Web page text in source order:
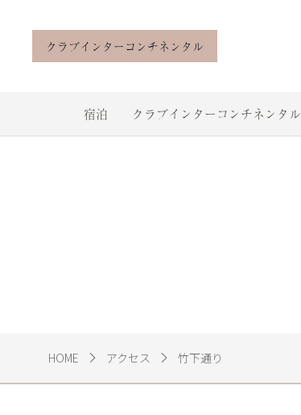
クラブインターコンチネンタル
宿泊 クラブインターコンチネンタル
HOME アクセス 竹下通り